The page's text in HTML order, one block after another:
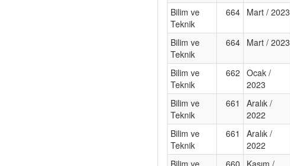
Bilim ve
Teknik
664 Mart / 2023
Bilim ve
Teknik
664 Mart / 2023
Bilim ve
Teknik
662
Ocak /
2023
Bilim ve
Teknik
661
Aralık /
2022
Bilim ve
Teknik
661
Aralık /
2022
Bilim ve 660 Kasım /